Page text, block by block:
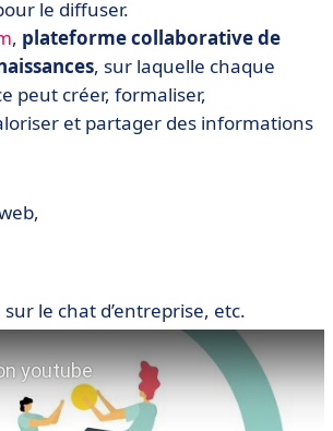
le diffuser.
, plateforme collaborative de
, sur laquelle chaque
peut créer, formaliser,
et partager des informations
le chat d’entreprise, etc.